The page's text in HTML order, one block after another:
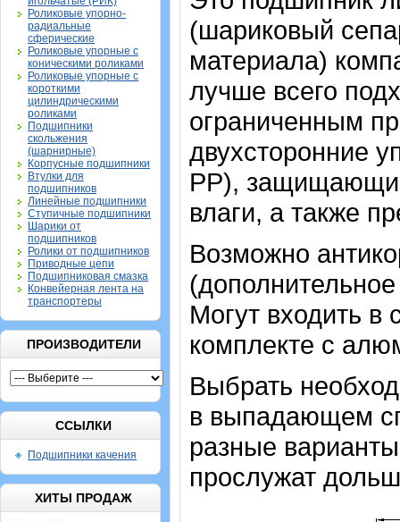
Роликовые упорно-
радиальные
сферические
Роликовые упорные с
коническими роликами
Роликовые упорные с
короткими
цилиндрическими
роликами
Подшипники
скольжения
(шарнирные)
Корпусные подшипники
Втулки для
подшипников
Линейные подшипники
Ступичные подшипники
Шарики от
подшипников
Ролики от подшипников
Приводные цепи
Подшипниковая смазка
Конвейерная лента на
транспортеры
ПРОИЗВОДИТЕЛИ
ССЫЛКИ
Подшипники качения
ХИТЫ ПРОДАЖ
(шариковый
материала)
лучше всего
ограниченным
двухсторонние
PP),
влаги, а также
Возможно
Могут входить в
комплекте с
Выбрать
в выпадающем
разные
прослужат